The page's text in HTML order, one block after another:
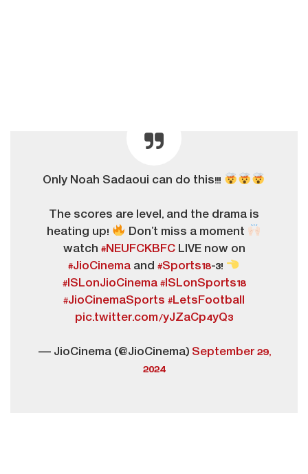
Only Noah Sadaoui can do this!!!
The scores are level, and the drama is
heating up!
Don’t miss a moment
watch #NEUFCKBFCLIVE now on
#JioCinema and#Sports18-3!
#ISLonJioCinema #ISLonSports18
#JioCinemaSports #LetsFootball
pic.twitter.com/yJZaCp4yQ3
— JioCinema (@JioCinema) September 29,
2024